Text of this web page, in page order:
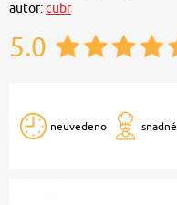
autor:cubr
5.0
neuvedeno snadné